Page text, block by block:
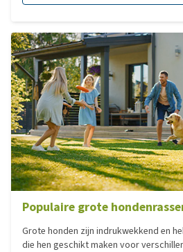
Populaire grote
Grote honden zijn indrukwekkend en
die hen geschikt maken voor